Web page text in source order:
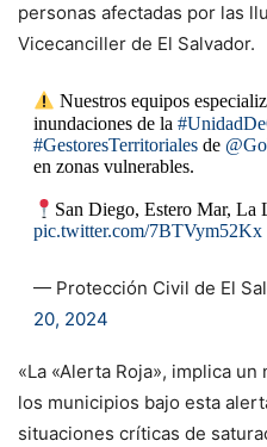
personas afectadas por las
Vicecanciller de El Salvador.
Nuestros equipos
inundaciones de la
#GestoresTerritorialesde
en zonas vulnerables.
San Diego, Estero Mar, La
pic.twitter.com/7BTVym52Kx
— Protección Civil de El
20, 2024
«La «Alerta Roja», implica
los municipios bajo esta
situaciones críticas de